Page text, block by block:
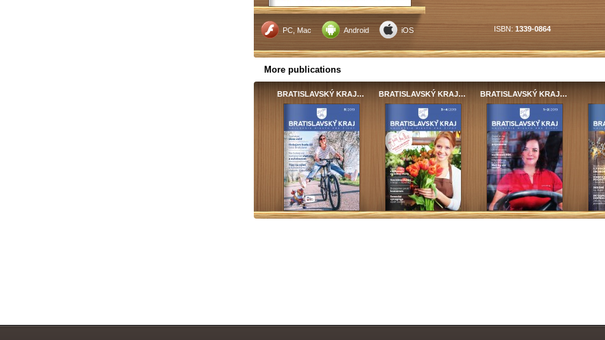
PC, Mac Android iOS ISBN: 1339-0864
More publications
BRATISLAVSKÝ KRAJ… BRATISLAVSKÝ KRAJ… BRATISLAVSKÝ KRAJ…